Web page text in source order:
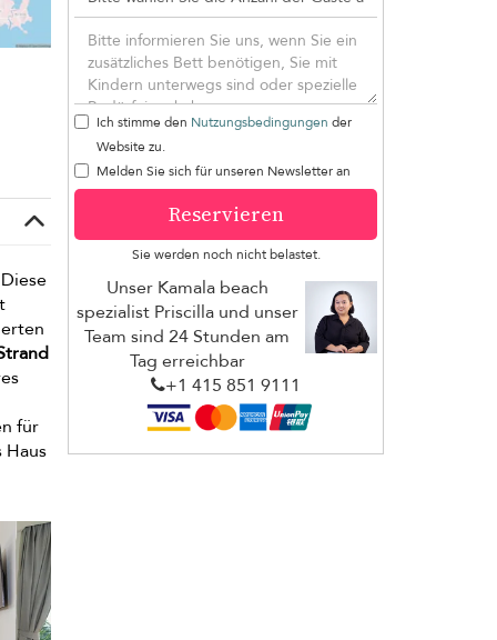
für
Ich stimme den Nutzungsbedingungen der
Website zu.
Melden Sie sich für unseren Newsletter an
Reservieren
Sie werden noch nicht belastet.
Unser Kamala beach
spezialist Priscilla und unser
Team sind 24 Stunden am
Tag erreichbar
+1 ​415 851 9111